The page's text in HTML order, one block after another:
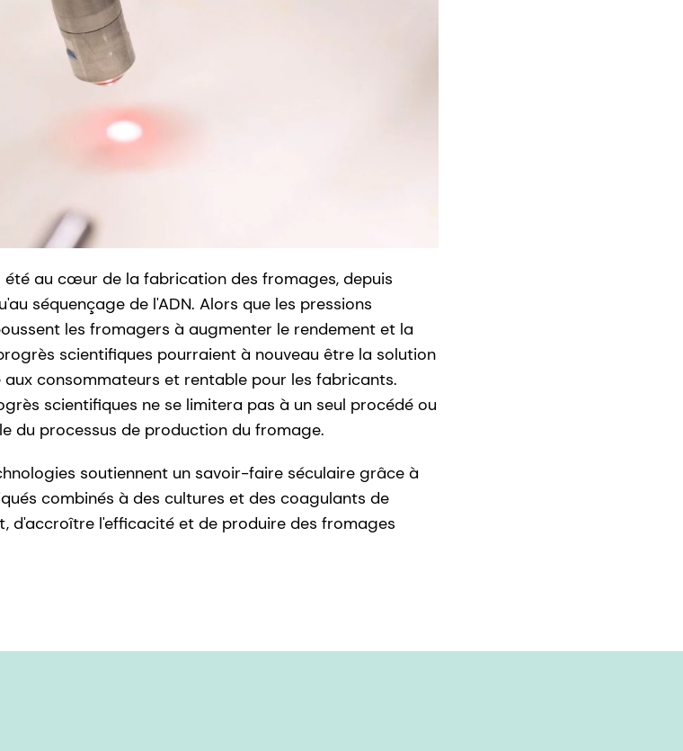
au cœur de la fabrication des fromages, depuis
séquençage de l'ADN. Alors que les pressions
les fromagers à augmenter le rendement et la
scientifiques pourraient à nouveau être la solution
consommateurs et rentable pour les fabricants.
scientifiques ne se limitera pas à un seul procédé ou
du processus de production du fromage.
soutiennent un savoir-faire séculaire grâce à
combinés à des cultures et des coagulants de
d'accroître l'efficacité et de produire des fromages